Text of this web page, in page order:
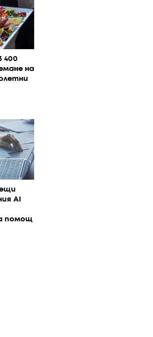
400
на
AI
помощ